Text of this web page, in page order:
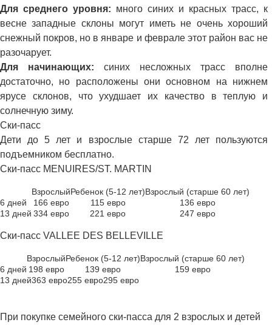
Для среднего уровня: много синих и красных трасс, к
весне западные склоны могут иметь не очень хороший
снежный покров, но в январе и феврале этот район вас не
разочарует.
Для начинающих: синих несложных трасс вполне
достаточно, но расположены они основном на нижнем
ярусе склонов, что ухудшает их качество в теплую и
солнечную зиму.
Ски-пасс
Дети до 5 лет и взрослые старше 72 лет пользуются
подъемником бесплатно.
Ски-пасс MENUIRES/ST. MARTIN
ВзрослыйРебенок (5-12 лет)Взрослый (старше 60 лет)
6 дней
166 евро 115 евро
136 евро
13 дней 334 евро 221 евро 247 евро
Ски-пасс VALLEE DES BELLEVILLE
ВзрослыйРебенок (5-12 лет)Взрослый (старше 60 лет)
6 дней 198 евро 139 евро
159 евро
13 дней363 евро255 евро295 евро
При покупке семейного ски-пасса для 2 взрослых и детей